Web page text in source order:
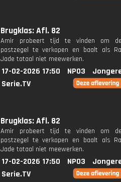
Brugklas: Afl. 82
Amir probeert tijd te vinden om
postzegel te verkopen en baalt als
Jade totaal niet meewerken.
17-02-2026 17:50 NPO3
Serie.TV
Brugklas: Afl. 82
Amir probeert tijd te vinden om
postzegel te verkopen en baalt als
Jade totaal niet meewerken.
17-02-2026 17:50 NPO3
Serie.TV